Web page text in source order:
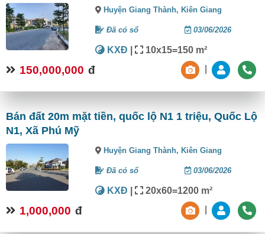
Huyện Giang Thành,Kiên Giang
Đã có sổ 03/06/2026
KXĐ | 10x15=150 m²
150,000,000 đ
Bán đất 20m mặt tiền, quốc lộ N1 1 triệu, Quốc Lộ
N1, Xã Phú Mỹ
Huyện Giang Thành,Kiên Giang
Đã có sổ 03/06/2026
KXĐ | 20x60=1200 m²
1,000,000 đ